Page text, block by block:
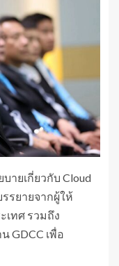
ายเกี่ยวกับ Cloud
รรยายจากผู้ให้
ทศ รวมถึง
GDCC เพื่อ